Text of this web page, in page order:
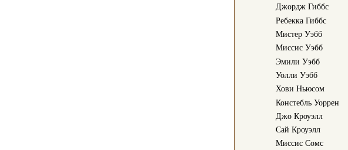
Джордж Гиббс
Ребекка Гиббс
Мистер Уэбб
Миссис Уэбб
Эмили Уэбб
Уолли Уэбб
Хови Ньюсом
Констебль Уоррен
Джо Кроуэлл
Сай Кроуэлл
Миссис Сомс